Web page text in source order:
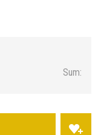
Sum: